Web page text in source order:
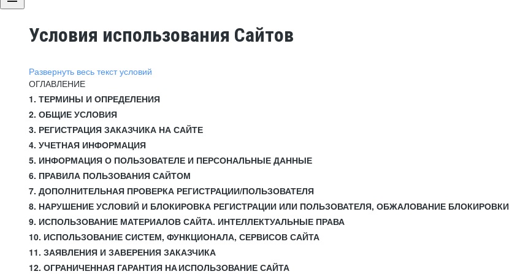
Условия использования Сайтов
Развернуть весь текст условий
ОГЛАВЛЕНИЕ
1. ТЕРМИНЫ И ОПРЕДЕЛЕНИЯ
2. ОБЩИЕ УСЛОВИЯ
3. РЕГИСТРАЦИЯ ЗАКАЗЧИКА НА САЙТЕ
4. УЧЕТНАЯ ИНФОРМАЦИЯ
5. ИНФОРМАЦИЯ О ПОЛЬЗОВАТЕЛЕ И ПЕРСОНАЛЬНЫЕ ДАННЫЕ
6. ПРАВИЛА ПОЛЬЗОВАНИЯ САЙТОМ
7. ДОПОЛНИТЕЛЬНАЯ ПРОВЕРКА РЕГИСТРАЦИИ/ПОЛЬЗОВАТЕЛЯ
8. НАРУШЕНИЕ УСЛОВИЙ И БЛОКИРОВКА РЕГИСТРАЦИИ ИЛИ ПОЛЬЗОВАТЕЛЯ, ОБЖАЛОВАНИЕ БЛОКИРОВКИ
9. ИСПОЛЬЗОВАНИЕ МАТЕРИАЛОВ САЙТА. ИНТЕЛЛЕКТУАЛЬНЫЕ ПРАВА
10. ИСПОЛЬЗОВАНИЕ СИСТЕМ, ФУНКЦИОНАЛА, СЕРВИСОВ САЙТА
11. ЗАЯВЛЕНИЯ И ЗАВЕРЕНИЯ ЗАКАЗЧИКА
12. ОГРАНИЧЕННАЯ ГАРАНТИЯ НА ИСПОЛЬЗОВАНИЕ САЙТА